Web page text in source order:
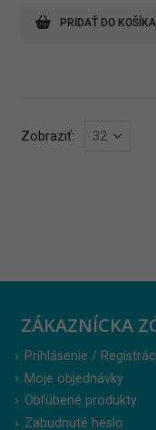
PRIDAŤ DO KOŠÍKA
Zobraziť:
ZÁKAZNÍCKA
Prihlásenie /
Moje objednávky
Obľúbené produkty
Zabudnuté heslo